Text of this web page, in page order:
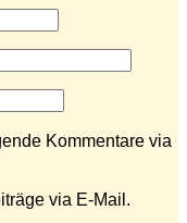
Kommentare via
via E-Mail.